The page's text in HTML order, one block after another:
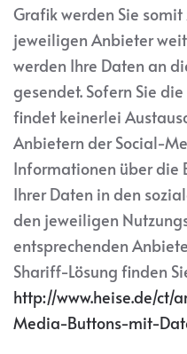
Grafik werden Sie
jeweiligen Anbieter
werden Ihre Daten an
gesendet. Sofern Sie
findet keinerlei
Anbietern der Social-
Informationen über die
Ihrer Daten in den
den jeweiligen
entsprechenden
Shariff-Lösung finden
http://www.heise.de/ct/
Media-Buttons-mit-